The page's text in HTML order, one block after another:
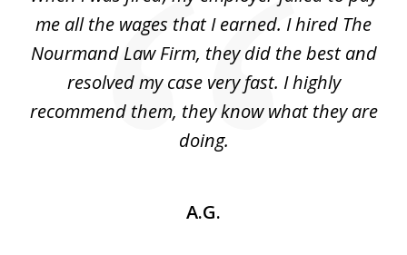
me all the wages that I earned. I hired The
Nourmand Law Firm, they did the best and
resolved my case very fast. I highly
recommend them, they know what they are
doing.
A.G.